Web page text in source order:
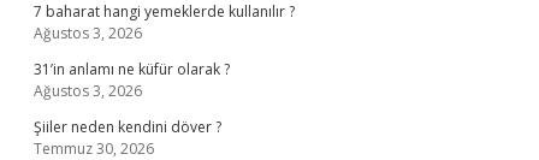
7 baharat hangi yemeklerde kullanılır ?
Ağustos 3, 2026
31’in anlamı ne küfür olarak ?
Ağustos 3, 2026
Şiiler neden kendini döver ?
Temmuz 30, 2026